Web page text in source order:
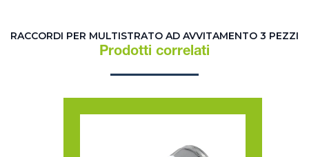
RACCORDI PER MULTISTRATO AD AVVITAMENTO 3 PEZZI
Prodotti correlati